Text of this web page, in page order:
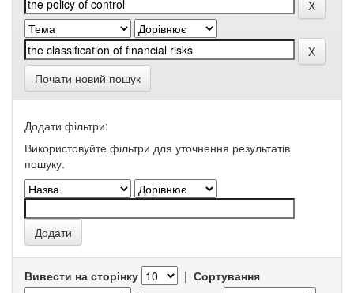
Почати новий пошук
Додати фільтри:
Використовуйте фільтри для уточнення результатів
пошуку.
Вивести на сторінку | Сортування